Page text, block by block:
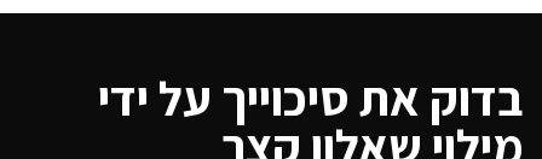
בדוק את סיכוייך על ידי
מילוי שאלון קצר